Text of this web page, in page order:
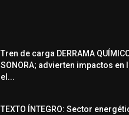
Tren de carga DERRAMA
SONORA; advierten impactos en
el...
TEXTO ÍNTEGRO: Sector